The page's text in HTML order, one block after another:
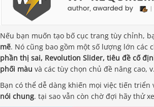
Nếu bạn muốn tạo bố cục trang tùy chỉnh,
mẽ. Nó cũng bao gồm một số lượng lớn các
phần thị sai, Revolution Slider, tiêu đề cố
phối màu và các tùy chọn chủ đề nâng cao,
Bạn có thể dễ dàng khiến mọi việc tiến triển
nói chung. tại sao vẫn còn chờ đợi hãy thử